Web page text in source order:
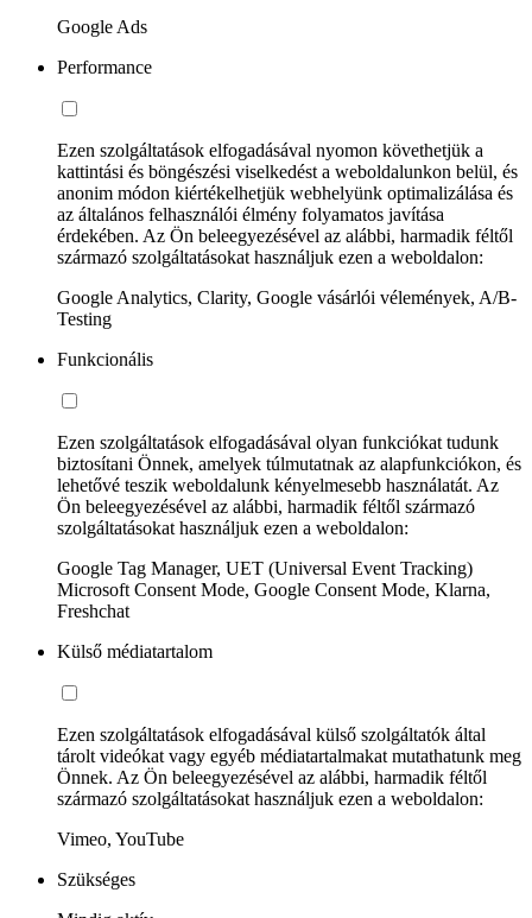
Google Ads
Performance
Ezen szolgáltatások elfogadásával nyomon követhetjük a
kattintási és böngészési viselkedést a weboldalunkon belül, és
anonim módon kiértékelhetjük webhelyünk optimalizálása és
az általános felhasználói élmény folyamatos javítása
érdekében. Az Ön beleegyezésével az alábbi, harmadik féltől
származó szolgáltatásokat használjuk ezen a weboldalon:
Google Analytics, Clarity, Google vásárlói vélemények, A/B-
Testing
Funkcionális
Ezen szolgáltatások elfogadásával olyan funkciókat tudunk
biztosítani Önnek, amelyek túlmutatnak az alapfunkciókon, és
lehetővé teszik weboldalunk kényelmesebb használatát. Az
Ön beleegyezésével az alábbi, harmadik féltől származó
szolgáltatásokat használjuk ezen a weboldalon:
Google Tag Manager, UET (Universal Event Tracking)
Microsoft Consent Mode, Google Consent Mode, Klarna,
Freshchat
Külső médiatartalom
Ezen szolgáltatások elfogadásával külső szolgáltatók által
tárolt videókat vagy egyéb médiatartalmakat mutathatunk meg
Önnek. Az Ön beleegyezésével az alábbi, harmadik féltől
származó szolgáltatásokat használjuk ezen a weboldalon:
Vimeo, YouTube
Szükséges